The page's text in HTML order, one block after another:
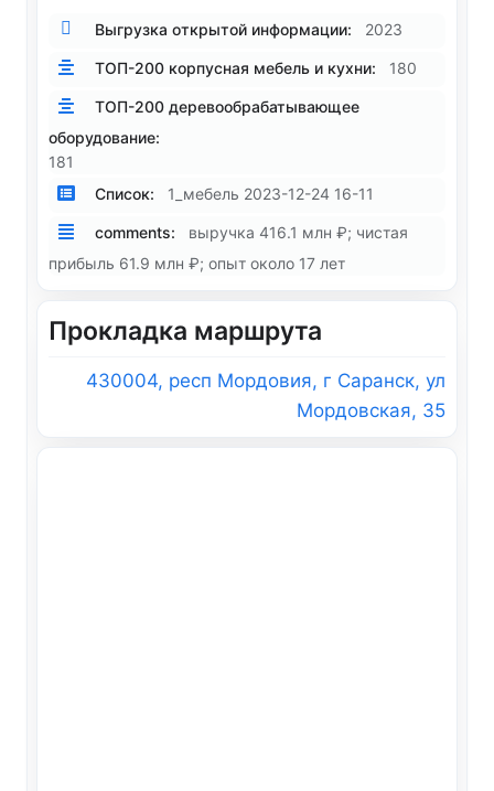
Выгрузка открытой информации: 2023
ТОП-200 корпусная мебель и кухни: 180
ТОП-200 деревообрабатывающее
оборудование:
181
Список:
1_мебель 2023-12-24 16-11
comments:
выручка 416.1 млн ₽; чистая
прибыль 61.9 млн ₽; опыт около 17 лет
Прокладка маршрута
430004, респ Мордовия, г Саранск, ул
Мордовская, 35